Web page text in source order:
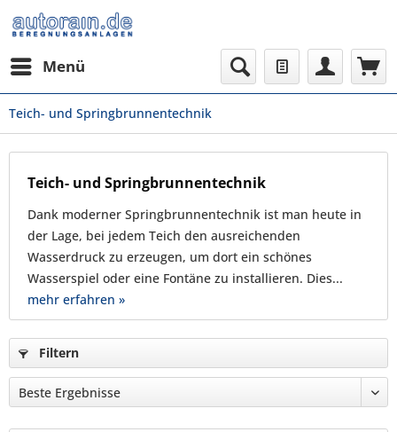
Menü
Teich- und Springbrunnentechnik
Teich- und Springbrunnentechnik
Dank moderner Springbrunnentechnik ist man heute in
der Lage, bei jedem Teich den ausreichenden
Wasserdruck zu erzeugen, um dort ein schönes
Wasserspiel oder eine Fontäne zu installieren. Dies...
mehr erfahren »
Filtern